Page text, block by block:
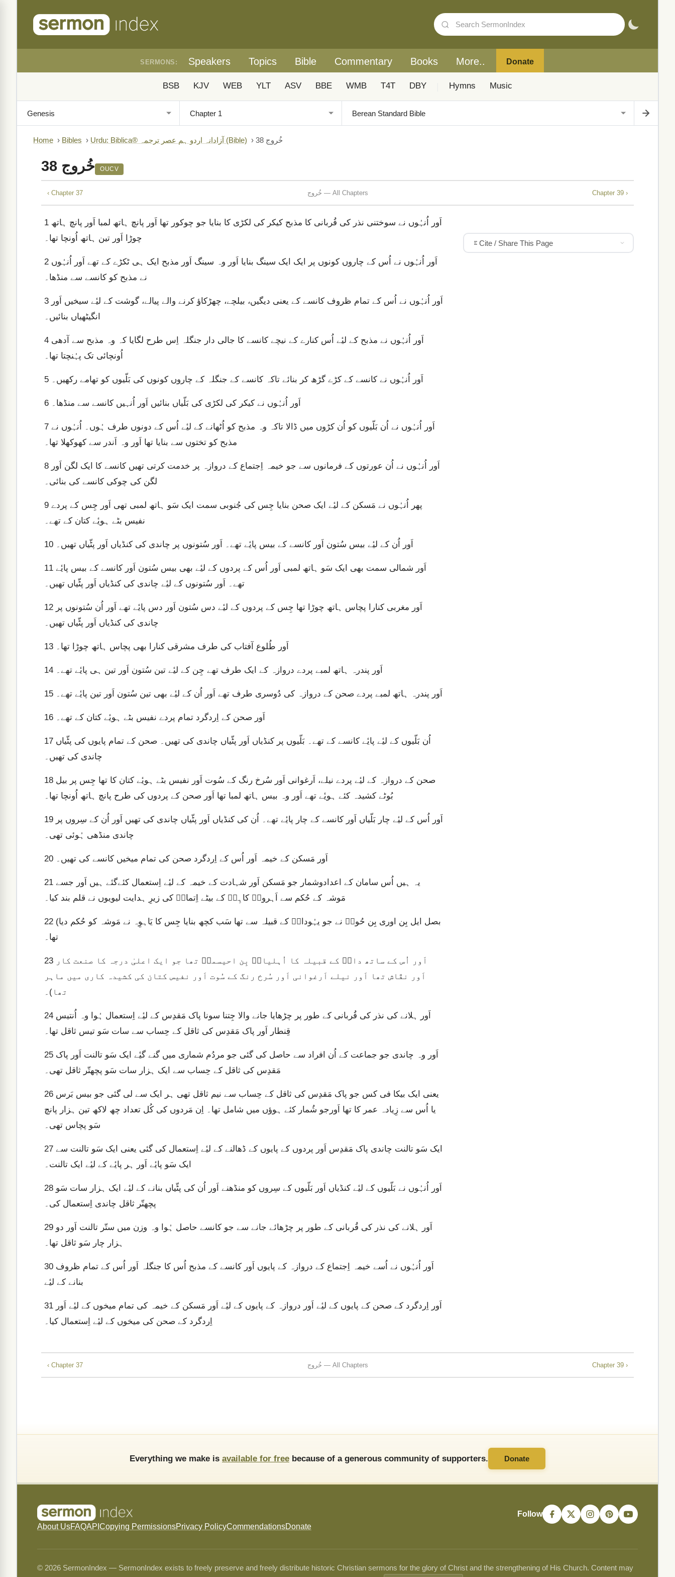
SERMONS: Speakers Topics Bible Commentary Books More.. Donate
BSB KJV WEB YLT ASV BBE WMB T4T DBY Hymns Music
Home › Bibles › Urdu: Biblica® آزادانہ اردو ہم عصر ترجمہ (Bible) › خُروج 38
خُروج 38 OUCV
‹ Chapter 37 خُروج — All Chapters Chapter 39 ›
1
چوڑا اَور تین ہاتھ اُونچا تھا۔
2
نے مذبح کو کانسے سے منڈھا۔
3
انگیٹھیاں بنائیں۔
4
اُونچائی تک پہُنچتا تھا۔
5 اَور اُنہُوں نے کانسے کے کڑے گڑھ کر بنائے تاکہ کانسے کے جنگلہ کے چاروں کونوں کی بَلّیوں کو تھامے رکھیں۔
6 اَور اُنہُوں نے کیکر کی لکڑی کی بَلّیاں بنائیں اَور اُنہیں کانسے سے منڈھا۔
7
مذبح کو تختوں سے بنایا تھا اَور وہ اَندر سے کھوکھلا تھا۔
8
لگن کی چوکی کانسے کی بنائی۔
9
نفیس بٹے ہویٔے کتان کے تھے۔
10 اَور اُن کے لیٔے بیس سُتون اَور کانسے کے بیس پایٔے تھے۔ اَور سُتونوں پر چاندی کی کنڈیاں اَور پٹّیاں تھیں۔
11
تھے۔ اَور سُتونوں کے لیٔے چاندی کی کنڈیاں اَور پٹّیاں تھیں۔
12
چاندی کی کنڈیاں اَور پٹّیاں تھیں۔
13 اَور طُلوع آفتاب کی طرف مشرقی کنارا بھی پچاس ہاتھ چوڑا تھا۔
14 اَور پندرہ ہاتھ لمبے پردے دروازہ کے ایک طرف تھے جِن کے لیٔے تین سُتون اَور تین ہی پایٔے تھے۔
15 اَور پندرہ ہاتھ لمبے پردے صحن کے دروازہ کی دُوسری طرف تھے اَور اُن کے لیٔے بھی تین سُتون اَور تین پایٔے تھے۔
16 اَور صحن کے اِردگرد تمام پردے نفیس بٹے ہویٔے کتان کے تھے۔
17
چاندی کی تھیں۔
18
بُوٹے کشیدہ کئے ہویٔے تھے اَور وہ بیس ہاتھ لمبا تھا اَور صحن کے پردوں کی طرح پانچ ہاتھ اُونچا تھا۔
19
چاندی منڈھی ہُوئی تھی۔
20 اَور مَسکن کے خیمہ اَور اُس کے اِردگرد صحن کی تمام میخیں کانسے کی تھیں۔
21
مَوشہ کے حُکم سے اَہرونؔ کاہِنؔ کے بیٹے اِتمارؔ کی زیرِ ہدایت لیویوں نے قلم بند کیا۔
22 (بصل ایل بِن اوری بِن حُورؔ نے جو یہُوداہؔ کے قبیلہ سے تھا سَب کچھ بنایا جِس کا یَاہوِہ نے مَوشہ کو حُکم دیا
تھا۔
23
اَور نقّاش تھا اَور نیلے اَرغوانی اَور سُرخ رنگ کے سُوت اَور نفیس کتان کی کشیدہ کاری میں ماہر
تھا)۔
24
قِنطار اَور پاک مَقدِس کی ثاقل کے حِساب سے سات سَو تیس ثاقل تھا۔
25
مَقدِس کی ثاقل کے حِساب سے ایک ہزار سات سَو پچھتّر ثاقل تھی۔
26
یا اُس سے زِیادہ عمر کا تھا اَورجو شُمار کئے ہوؤں میں شامل تھا۔ اِن مَردوں کی کُل تعداد چھ لاکھ تین ہزار پانچ
سَو پچاس تھی۔
27
ایک سَو پایٔے اَور ہر پایٔے کے لیٔے ایک تالنت۔
28
پچھتّر ثاقل چاندی اِستعمال کی۔
29
ہزار چار سَو ثاقل تھا۔
30
بنانے کے لیٔے
31
اِردگرد کے صحن کی میخوں کے لیٔے اِستعمال کیا۔
Cite / Share This Page
‹ Chapter 37 خُروج — All Chapters Chapter 39 ›
Everything we make is available for free because of a generous community of supporters. Donate
About UsFAQAPI Copying PermissionsPrivacy PolicyCommendationsDonate
Follow
© 2026 SermonIndex — SermonIndex exists to freely preserve and freely distribute historic Christian sermons for the glory of Christ and the strengthening of His Church. Content may